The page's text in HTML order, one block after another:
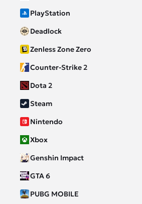
PlayStation
Deadlock
Zenless Zone Zero
Counter-Strike 2
Dota 2
Steam
Nintendo
Xbox
Genshin Impact
GTA 6
PUBG MOBILE